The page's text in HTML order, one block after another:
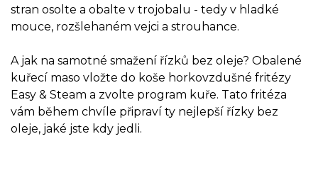
stran osolte a obalte v trojobalu - tedy v hladké
mouce, rozšlehaném vejci a strouhance.
A jak na samotné smažení řízků bez oleje? Obalené
kuřecí maso vložte do koše horkovzdušné fritézy
Easy & Steam a zvolte program kuře. Tato fritéza
vám během chvíle připraví ty nejlepší řízky bez
oleje, jaké jste kdy jedli.